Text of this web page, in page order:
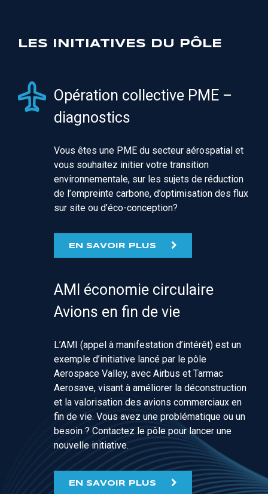
LES INITIATIVES DU PÔLE
Opération collective PME –
diagnostics
Vous êtes une PME du secteur aérospatial et
vous souhaitez initier votre transition
environnementale, sur les sujets de réduction
de l’empreinte carbone, d’optimisation des flux
sur site ou d’éco-conception?
EN SAVOIR PLUS
AMI économie circulaire
Avions en fin de vie
L’AMI (appel à manifestation d’intérêt) est un
exemple d’initiative lancé par le pôle
Aerospace Valley, avec Airbus et Tarmac
Aerosave, visant à améliorer la déconstruction
et la valorisation des avions commerciaux en
fin de vie. Vous avez une problématique ou un
besoin ? Contactez le pôle pour lancer une
nouvelle initiative.
EN SAVOIR PLUS